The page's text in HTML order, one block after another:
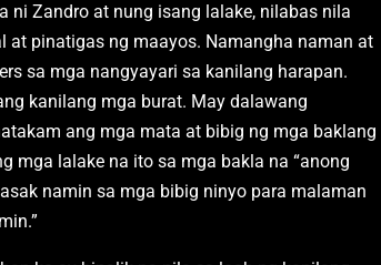
ni Zandro at nung isang lalake, nilabas nila
pinatigas ng maayos. Namangha naman at
sa mga nangyayari sa kanilang harapan.
kanilang mga burat. May dalawang
ang mga mata at bibig ng mga baklang
mga lalake na ito sa mga bakla na “anong
namin sa mga bibig ninyo para malaman